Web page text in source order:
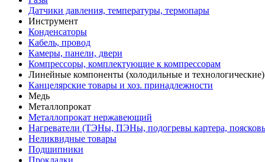
Датчики давления, температуры, термопары
Инструмент
Конденсаторы
Кабель, провод
Камеры, панели, двери
Компрессоры, комплектующие к компрессорам
Линейные компоненты (холодильные и технологические)
Канцелярские товары и хоз. принадлежности
Медь
Металлопрокат
Металлопрокат нержавеющий
Нагреватели (ТЭНы, ПЭНы, подогревы картера,
Неликвидные товары
Подшипники